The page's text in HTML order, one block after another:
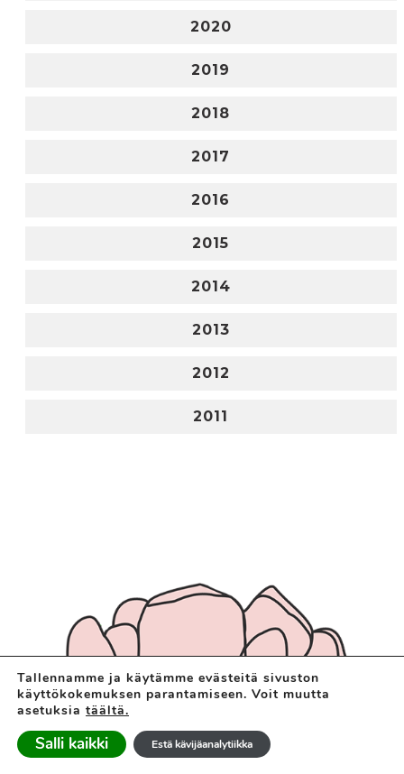
2020
2019
2018
2017
2016
2015
2014
2013
2012
2011
Tallennamme ja käytämme evästeitä sivuston
käyttökokemuksen parantamiseen. Voit muutta
asetuksia täältä.
Salli kaikki Estä kävijäanalytiikka